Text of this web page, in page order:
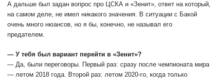
А дальше был задан вопрос про ЦСКА и «Зенит», ответ на который,
на самом деле, не имел никакого значения. В ситуации с Бакой
очень много нюансов, но я бы, конечно, не называл его
предателем.
― У тебя был вариант перейти в «Зенит»?
― Да, были переговоры. Первый раз: сразу после чемпионата мира
― летом 2018 года. Второй раз: летом 2020-го, когда только